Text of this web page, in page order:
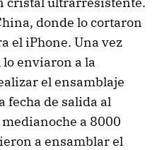
donde lo cortaron
el iPhone. Una vez
enviaron a la
el ensamblaje
fecha de salida al
a 8000
a ensamblar el